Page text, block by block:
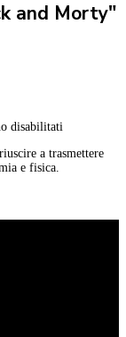
and Morty"
disabilitati
a trasmettere
e fisica.